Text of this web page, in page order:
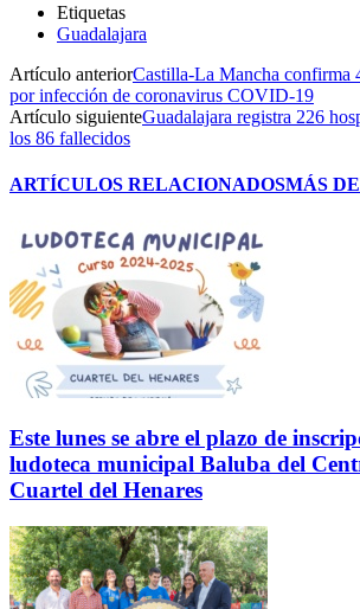
Etiquetas
Guadalajara
Artículo anteriorCastilla-La Mancha confirma
por infección de coronavirus COVID-19
Artículo siguienteGuadalajara registra 226
los 86 fallecidos
ARTÍCULOS RELACIONADOSMÁS
Este lunes se abre el plazo de
ludoteca municipal Baluba del
Cuartel del Henares